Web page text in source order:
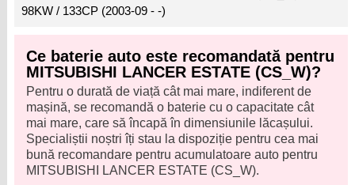
98KW / 133CP (2003-09 - -)
Ce baterie auto este recomandată pentru
MITSUBISHI LANCER ESTATE (CS_W)?
Pentru o durată de viață cât mai mare, indiferent de
mașină, se recomandă o baterie cu o capacitate cât
mai mare, care să încapă în dimensiunile lăcașului.
Specialiștii noștri îți stau la dispoziție pentru cea mai
bună recomandare pentru acumulatoare auto pentru
MITSUBISHI LANCER ESTATE (CS_W).